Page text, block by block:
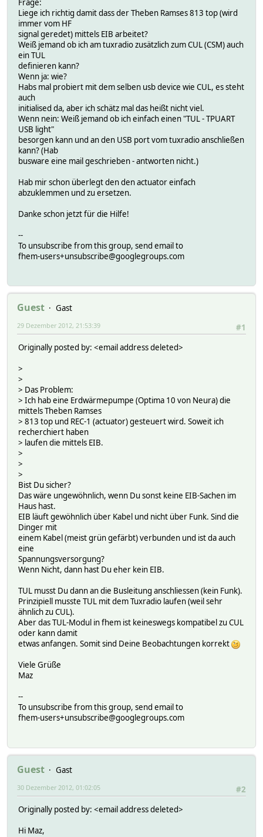
Frage:
Liege ich richtig damit dass der Theben Ramses 813 top (wird
immer vom HF
signal geredet) mittels EIB arbeitet?
Weiß jemand ob ich am tuxradio zusätzlich zum CUL (CSM) auch
ein TUL
definieren kann?
Wenn ja: wie?
Habs mal probiert mit dem selben usb device wie CUL, es steht
auch
initialised da, aber ich schätz mal das heißt nicht viel.
Wenn nein: Weiß jemand ob ich einfach einen "TUL - TPUART
USB light"
besorgen kann und an den USB port vom tuxradio anschließen
kann? (Hab
busware eine mail geschrieben - antworten nicht.)
Hab mir schon überlegt den den actuator einfach
abzuklemmen und zu ersetzen.
Danke schon jetzt für die Hilfe!
--
To unsubscribe from this group, send email to
fhem-users+unsubscribe@googlegroups.com
Guest
Gast
#1
29 Dezember 2012, 21:53:39
Originally posted by: <email address deleted>
>
>
> Das Problem:
> Ich hab eine Erdwärmepumpe (Optima 10 von Neura) die
mittels Theben Ramses
> 813 top und REC-1 (actuator) gesteuert wird. Soweit ich
recherchiert haben
> laufen die mittels EIB.
>
>
>
Bist Du sicher?
Das wäre ungewöhnlich, wenn Du sonst keine EIB-Sachen im
Haus hast.
EIB läuft gewöhnlich über Kabel und nicht über Funk. Sind die
Dinger mit
einem Kabel (meist grün gefärbt) verbunden und ist da auch
eine
Spannungsversorgung?
Wenn Nicht, dann hast Du eher kein EIB.
TUL musst Du dann an die Busleitung anschliessen (kein Funk).
Prinzipiell musste TUL mit dem Tuxradio laufen (weil sehr
ähnlich zu CUL).
Aber das TUL-Modul in fhem ist keineswegs kompatibel zu CUL
oder kann damit
etwas anfangen. Somit sind Deine Beobachtungen korrekt
Viele Grüße
Maz
--
To unsubscribe from this group, send email to
fhem-users+unsubscribe@googlegroups.com
Guest
Gast
#2
30 Dezember 2012, 01:02:05
Originally posted by: <email address deleted>
Hi Maz,